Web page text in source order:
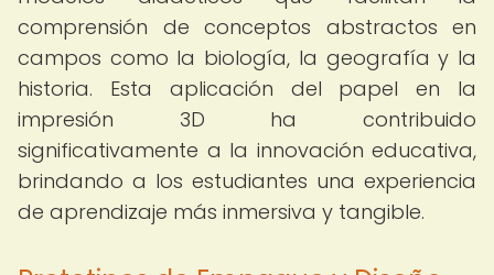
comprensión de conceptos abstractos en
campos como la biología, la geografía y la
historia. Esta aplicación del papel en la
impresión 3D ha contribuido
significativamente a la innovación educativa,
brindando a los estudiantes una experiencia
de aprendizaje más inmersiva y tangible.